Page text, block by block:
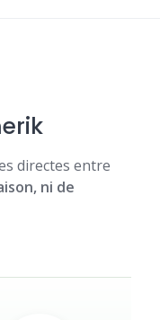
directes entre
ni de